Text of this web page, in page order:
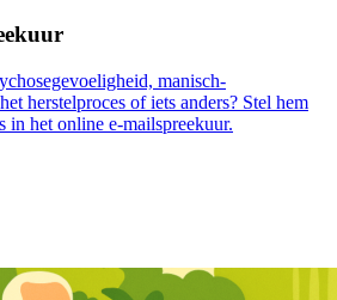
manisch-
herstelproces of iets anders? Stel hem
in het online e-mailspreekuur.